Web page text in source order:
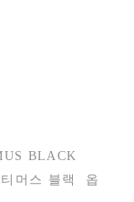
BLACK
머스 블랙
옵